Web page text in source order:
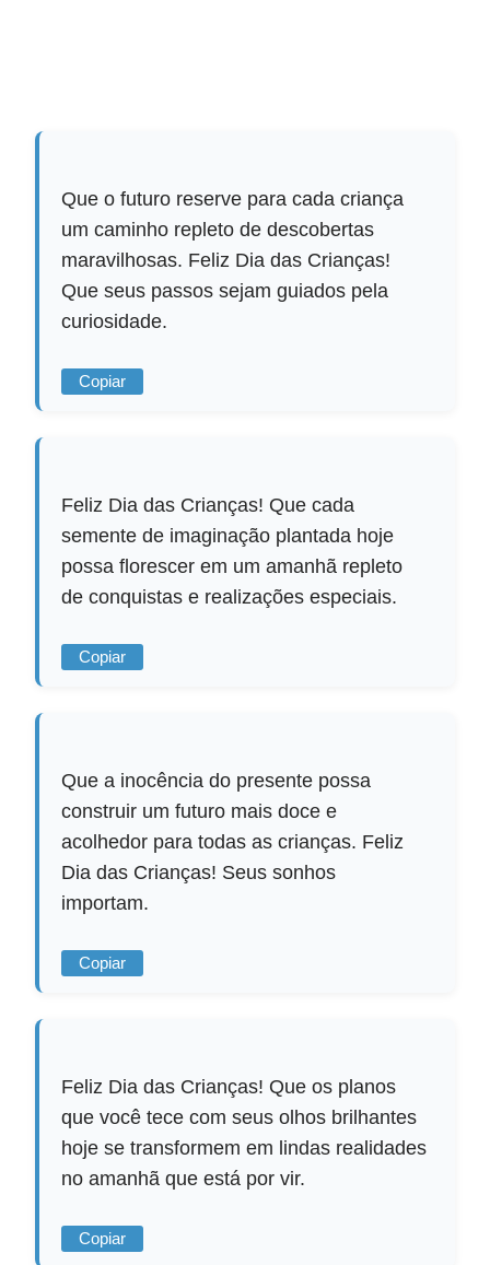
Que o futuro reserve para cada criança
um caminho repleto de descobertas
maravilhosas. Feliz Dia das Crianças!
Que seus passos sejam guiados pela
curiosidade.
Copiar
Feliz Dia das Crianças! Que cada
semente de imaginação plantada hoje
possa florescer em um amanhã repleto
de conquistas e realizações especiais.
Copiar
Que a inocência do presente possa
construir um futuro mais doce e
acolhedor para todas as crianças. Feliz
Dia das Crianças! Seus sonhos
importam.
Copiar
Feliz Dia das Crianças! Que os planos
que você tece com seus olhos brilhantes
hoje se transformem em lindas realidades
no amanhã que está por vir.
Copiar